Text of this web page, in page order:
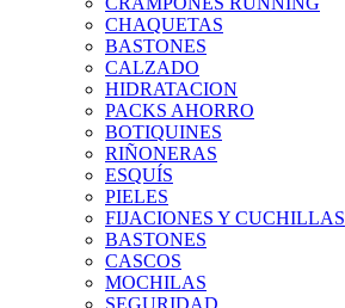
CHAQUETAS
BASTONES
CALZADO
HIDRATACION
PACKS AHORRO
BOTIQUINES
RIÑONERAS
ESQUÍS
PIELES
FIJACIONES Y CUCHILLAS
BASTONES
CASCOS
MOCHILAS
SEGURIDAD